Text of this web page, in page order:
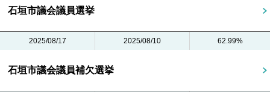
石垣市議会議員選挙
2025/08/17 2025/08/10 62.99%
石垣市議会議員補欠選挙